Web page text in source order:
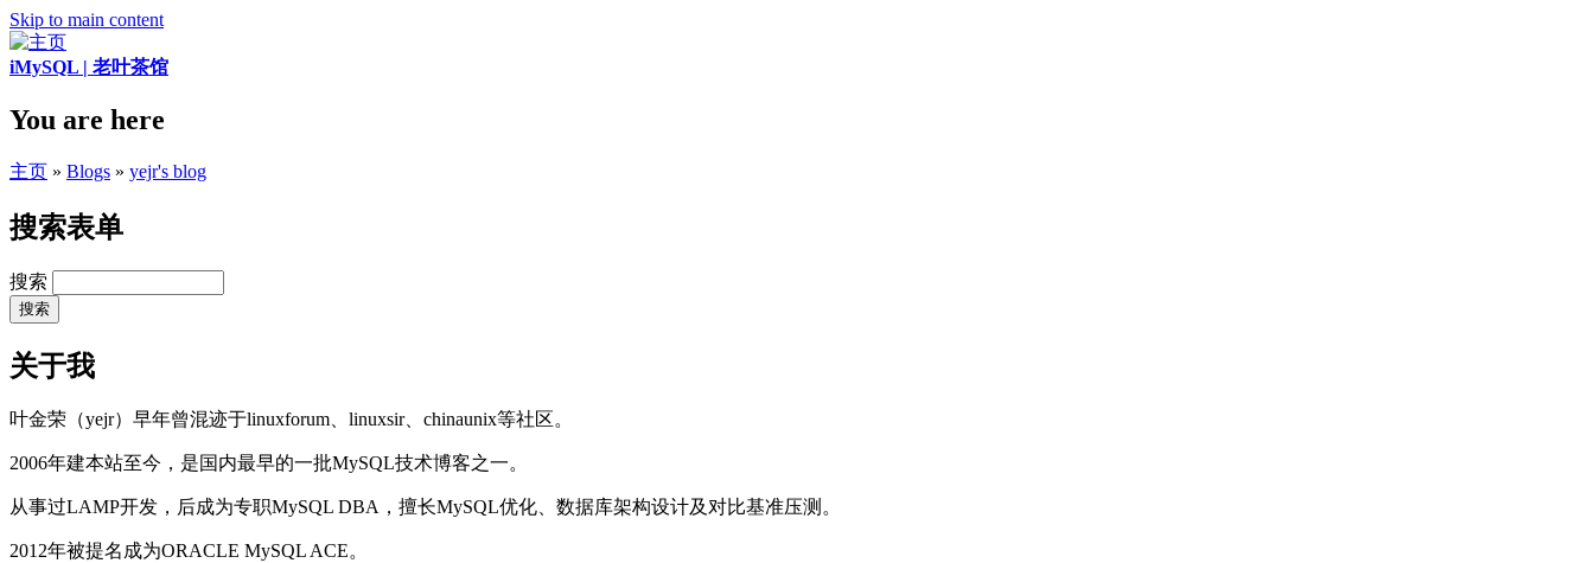
Skip to main content
iMySQL | 老叶茶馆
You are here
主页 » Blogs » yejr's blog
搜索表单
搜索
关于我
叶金荣（yejr）早年曾混迹于linuxforum、linuxsir、chinaunix等社区。
2006年建本站至今，是国内最早的一批MySQL技术博客之一。
从事过LAMP开发，后成为专职MySQL DBA，擅长MySQL优化、数据库架构设计及对比基准压测。
2012年被提名成为ORACLE MySQL ACE。